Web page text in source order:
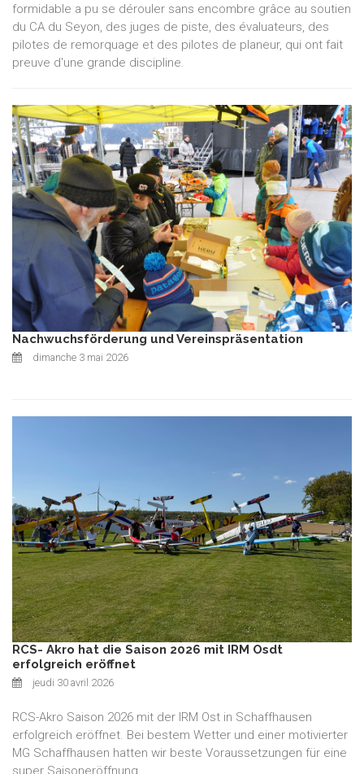
formidable a pu se dérouler sans encombre grâce au soutien
du CA du Seyon, des juges de piste, des évaluateurs, des
pilotes de remorquage et des pilotes de planeur, qui ont fait
preuve d'une grande discipline.
Nachwuchsförderung und Vereinspräsentation
dimanche 3 mai 2026
RCS- Akro hat die Saison 2026 mit IRM Osdt
erfolgreich eröffnet
jeudi 30 avril 2026
RCS-Akro Saison 2026 mit der IRM Ost in Schaffhausen
erfolgreich eröffnet. Bei bestem Wetter und einer motivierter
MG Schaffhausen hatten wir beste Voraussetzungen für eine
super Saisoneröffnung.